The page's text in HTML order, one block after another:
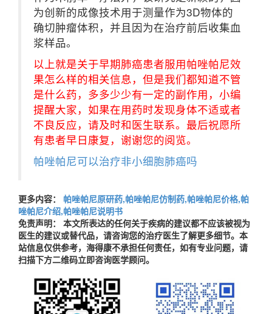
为创新的成像技术用于测量作为3D物体的
确切肿瘤体积，并且因为在治疗前后收集血
浆样品。
以上就是关于早期肺癌患者服用帕唑帕尼效
果怎么样的相关信息，但是我们都知道不管
是什么药，多多少少有一定的副作用，小编
提醒大家，如果在用药时发现身体不适或者
不良反应，请及时和医生联系。最后祝愿所
有患者早日康复，谢谢您的阅览。
帕唑帕尼可以治疗非小细胞肺癌吗
更多内容：
帕唑帕尼原研药,帕唑帕尼仿制药,帕唑帕尼价格,帕
唑帕尼介绍,帕唑帕尼说明书
免责声明： 本文所表达的任何关于疾病的建议都不应该被视为
医生的建议或替代品，请咨询您的治疗医生了解更多细节。本
站信息仅供参考，海得康不承担任何责任，如有专业问题，请
扫描下方二维码立即咨询医学顾问。